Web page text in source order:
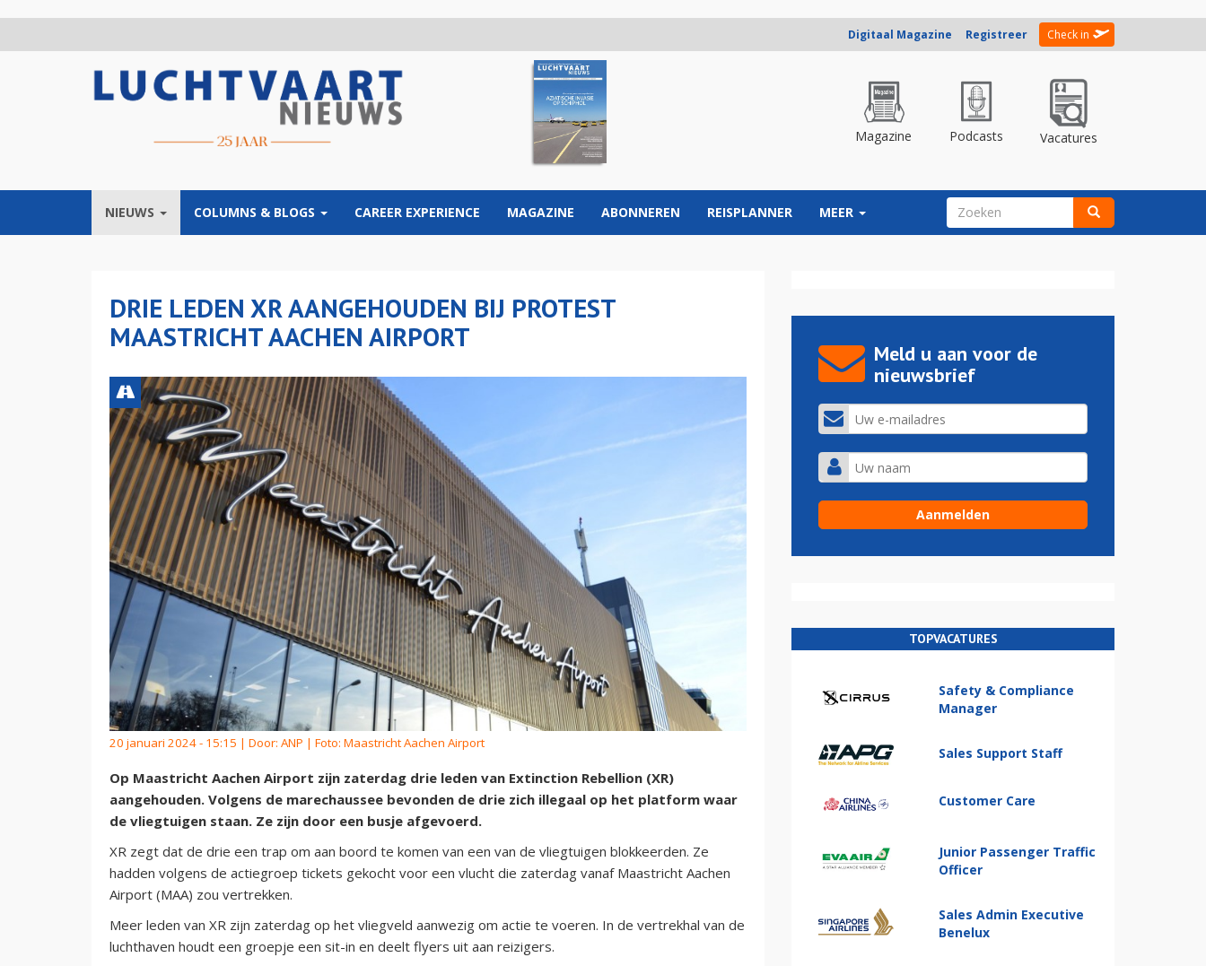
Digitaal Magazine Registreer Check in
Magazine Podcasts Vacatures
NIEUWS COLUMNS & BLOGS CAREER EXPERIENCE MAGAZINE ABONNEREN REISPLANNER MEER ZOEKVELD
DRIE LEDEN XR AANGEHOUDEN BIJ PROTEST
MAASTRICHT AACHEN AIRPORT
20 januari 2024 - 15:15 | Door: ANP | Foto: Maastricht Aachen Airport
Op Maastricht Aachen Airport zijn zaterdag drie leden van Extinction Rebellion (XR)
aangehouden. Volgens de marechaussee bevonden de drie zich illegaal op het platform waar
de vliegtuigen staan. Ze zijn door een busje afgevoerd.
XR zegt dat de drie een trap om aan boord te komen van een van de vliegtuigen blokkeerden. Ze
hadden volgens de actiegroep tickets gekocht voor een vlucht die zaterdag vanaf Maastricht Aachen
Airport (MAA) zou vertrekken.
Meer leden van XR zijn zaterdag op het vliegveld aanwezig om actie te voeren. In de vertrekhal van de
luchthaven houdt een groepje een sit-in en deelt flyers uit aan reizigers.
Meld u aan voor de
nieuwsbrief
TOPVACATURES
Safety & Compliance
Manager
Sales Support Staff
Customer Care
Junior Passenger Traffic
Officer
Sales Admin Executive
Benelux